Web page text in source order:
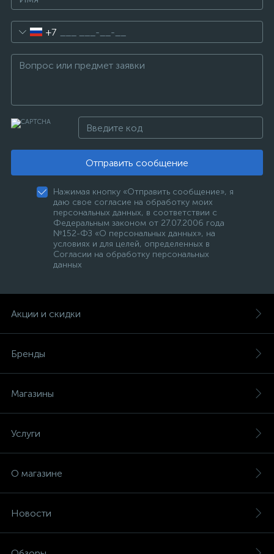
+7
Отправить сообщение
Нажимая кнопку «Отправить сообщение», я
даю свое согласие на обработку моих
персональных данных, в соответствии с
Федеральным законом от 27.07.2006 года
№152-ФЗ «О персональных данных», на
условиях и для целей, определенных в
Согласии на обработку персональных
данных
Акции и скидки
Бренды
Магазины
Услуги
О магазине
Новости